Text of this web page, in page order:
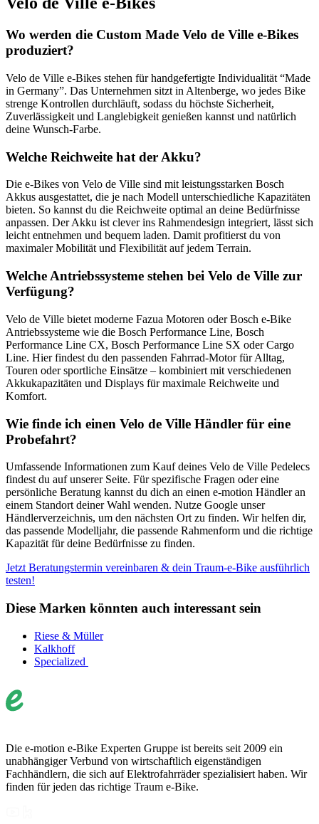
Wo werden die Custom Made Velo de Ville e-Bikes
produziert?
Velo de Ville e-Bikes stehen für handgefertigte Individualität “Made
in Germany”. Das Unternehmen sitzt in Altenberge, wo jedes Bike
strenge Kontrollen durchläuft, sodass du höchste Sicherheit,
Zuverlässigkeit und Langlebigkeit genießen kannst und natürlich
deine Wunsch-Farbe.
Welche Reichweite hat der Akku?
Die e-Bikes von Velo de Ville sind mit leistungsstarken Bosch
Akkus ausgestattet, die je nach Modell unterschiedliche Kapazitäten
bieten. So kannst du die Reichweite optimal an deine Bedürfnisse
anpassen. Der Akku ist clever ins Rahmendesign integriert, lässt sich
leicht entnehmen und bequem laden. Damit profitierst du von
maximaler Mobilität und Flexibilität auf jedem Terrain.
Welche Antriebssysteme stehen bei Velo de Ville zur
Verfügung?
Velo de Ville bietet moderne Fazua Motoren oder Bosch e-Bike
Antriebssysteme wie die Bosch Performance Line, Bosch
Performance Line CX, Bosch Performance Line SX oder Cargo
Line. Hier findest du den passenden Fahrrad-Motor für Alltag,
Touren oder sportliche Einsätze – kombiniert mit verschiedenen
Akkukapazitäten und Displays für maximale Reichweite und
Komfort.
Wie finde ich einen Velo de Ville Händler für eine
Probefahrt?
Umfassende Informationen zum Kauf deines Velo de Ville Pedelecs
findest du auf unserer Seite. Für spezifische Fragen oder eine
persönliche Beratung kannst du dich an einen e-motion Händler an
einem Standort deiner Wahl wenden. Nutze Google unser
Händlerverzeichnis, um den nächsten Ort zu finden. Wir helfen dir,
das passende Modelljahr, die passende Rahmenform und die richtige
Kapazität für deine Bedürfnisse zu finden.
Jetzt Beratungstermin vereinbaren & dein Traum-e-Bike ausführlich
testen!
Diese Marken könnten auch interessant sein
Riese & Müller
Kalkhoff
Specialized
Die e-motion e-Bike Experten Gruppe ist bereits seit 2009 ein
unabhängiger Verbund von wirtschaftlich eigenständigen
Fachhändlern, die sich auf Elektrofahrräder spezialisiert haben. Wir
finden für jeden das richtige Traum e-Bike.